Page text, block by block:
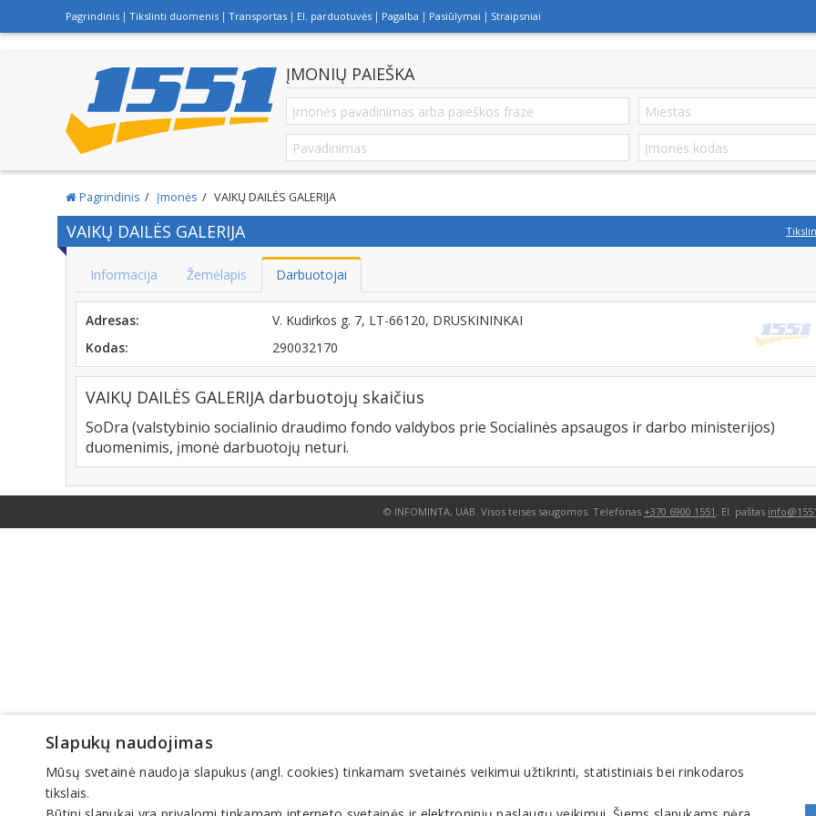
Pagrindinis Tikslinti duomenis Transportas El. parduotuvės Pagalba Pasiūlymai Straipsniai
ĮMONIŲ PAIEŠKA
Pagrindinis Įmonės VAIKŲ DAILĖS GALERIJA
VAIKŲ DAILĖS GALERIJA
Informacija Žemėlapis Darbuotojai
Adresas:
V. Kudirkos g. 7, LT-66120, DRUSKININKAI
Kodas:
290032170
VAIKŲ DAILĖS GALERIJA darbuotojų skaičius
SoDra (valstybinio socialinio draudimo fondo valdybos prie Socialinės apsaugos ir darbo ministerijos)
duomenimis, įmonė darbuotojų neturi.
© INFOMINTA, UAB. Visos teisės saugomos. Telefonas +370 6900 1551 . El. paštas
Slapukų naudojimas
Mūsų svetainė naudoja slapukus (angl. cookies) tinkamam svetainės veikimui užtikrinti, statistiniais bei rinkodaros
tikslais.